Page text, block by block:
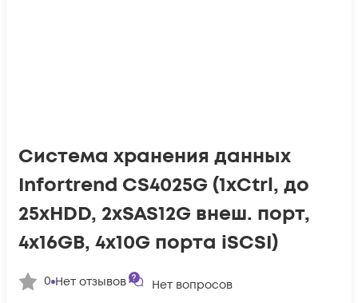
Система хранения данных
Infortrend CS4025G (1xCtrl, до
25xHDD, 2xSAS12G внеш. порт,
4x16GB, 4x10G порта iSCSI)
0 Нет отзывов Нет вопросов